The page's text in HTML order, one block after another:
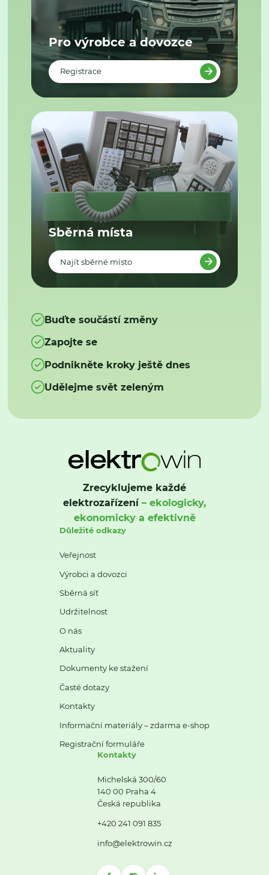
Pro výrobce a dovozce
Registrace
Sběrná místa
Najít sběrné místo
Buďte součástí změny
Zapojte se
Podnikněte kroky ještě dnes
Udělejme svět zeleným
Zrecyklujeme každé
elektrozařízení– ekologicky,
ekonomicky a efektivně
Důležité odkazy
Veřejnost
Výrobci a dovozci
Sběrná síť
Udržitelnost
O nás
Aktuality
Dokumenty ke stažení
Časté dotazy
Kontakty
Informační materiály – zdarma e-shop
Registrační formuláře
Kontakty
Michelská 300/60
140 00 Praha 4
Česká republika
+420 241 091 835
info@elektrowin.cz